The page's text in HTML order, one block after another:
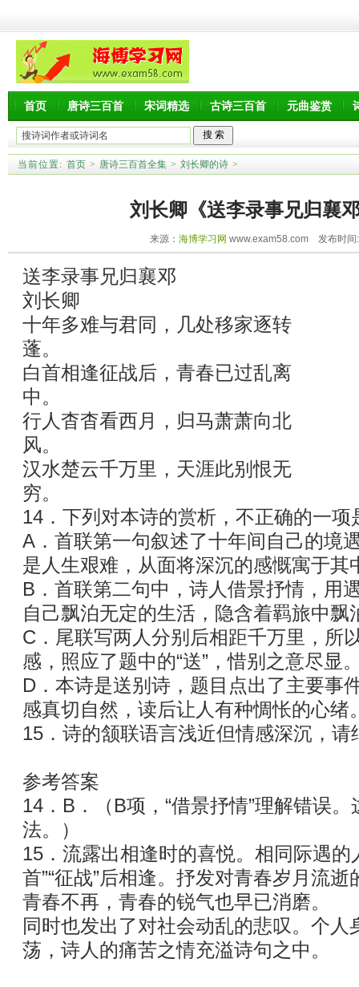
首页 唐诗三百首 宋词精选 古诗三百首 元曲鉴赏
当前位置: 首页 > 唐诗三百首全集 > 刘长卿的诗 >
刘长卿《送李录事兄归襄
来源： 海博学习网 www.exam58.com 发布时间
送李录事兄归襄邓
刘长卿
十年多难与君同，几处移家逐转
蓬。
白首相逢征战后，青春已过乱离
中。
行人杳杳看西月，归马萧萧向北
风。
汉水楚云千万里，天涯此别恨无
穷。
14．下列对本诗的赏析，不正确的一
A．首联第一句叙述了十年间自己的境
是人生艰难，从面将深沉的感慨寓于其
B．首联第二句中，诗人借景抒情，用
自己飘泊无定的生活，隐含着羁旅中飘
C．尾联写两人分别后相距千万里，所
感，照应了题中的“送”，惜别之意尽显
D．本诗是送别诗，题目点出了主要事
感真切自然，读后让人有种惆怅的心绪
15．诗的颔联语言浅近但情感深沉，
参考答案
14．B．（B项，“借景抒情”理解错误。
法。）
15．流露出相逢时的喜悦。相同际遇的
首”“征战”后相逢。抒发对青春岁月流
青春不再，青春的锐气也早已消磨。
同时也发出了对社会动乱的悲叹。个人
荡，诗人的痛苦之情充溢诗句之中。